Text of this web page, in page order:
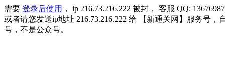
需要 登录后使用 ， ip 216.73.216.222 被封， 客服 QQ: 13676987
或者请您发送ip地址 216.73.216.222 给 【新通关网】服务号
号，不是公众号。